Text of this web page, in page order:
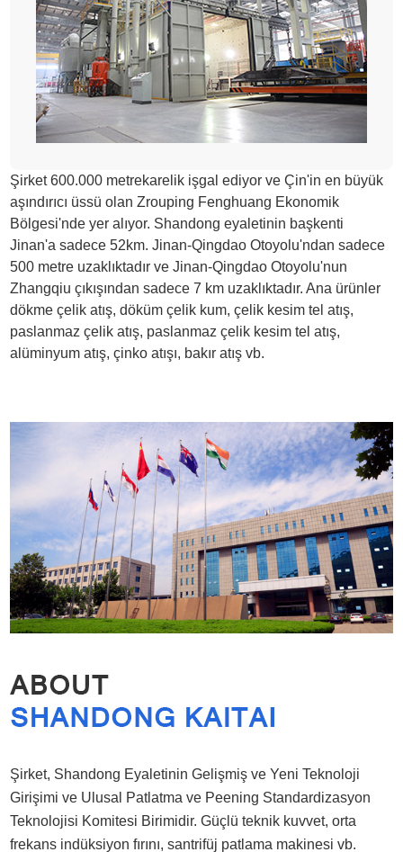
Şirket 600.000 metrekarelik işgal ediyor ve Çin'in en büyük
aşındırıcı üssü olan Zrouping Fenghuang Ekonomik
Bölgesi'nde yer alıyor. Shandong eyaletinin başkenti
Jinan'a sadece 52km. Jinan-Qingdao Otoyolu'ndan sadece
500 metre uzaklıktadır ve Jinan-Qingdao Otoyolu'nun
Zhangqiu çıkışından sadece 7 km uzaklıktadır. Ana ürünler
dökme çelik atış, döküm çelik kum, çelik kesim tel atış,
paslanmaz çelik atış, paslanmaz çelik kesim tel atış,
alüminyum atış, çinko atışı, bakır atış vb.
Şirket, Shandong Eyaletinin Gelişmiş ve Yeni Teknoloji
Girişimi ve Ulusal Patlatma ve Peening Standardizasyon
Teknolojisi Komitesi Birimidir. Güçlü teknik kuvvet, orta
frekans indüksiyon fırını, santrifüj patlama makinesi vb.